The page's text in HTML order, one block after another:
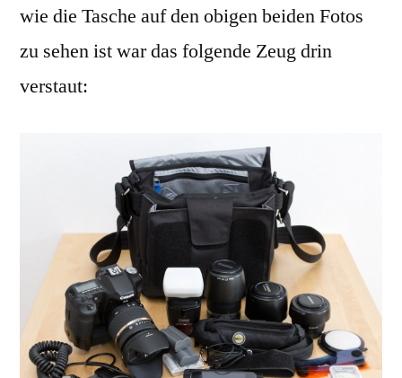
wie die Tasche auf den obigen beiden Fotos
zu sehen ist war das folgende Zeug drin
verstaut: